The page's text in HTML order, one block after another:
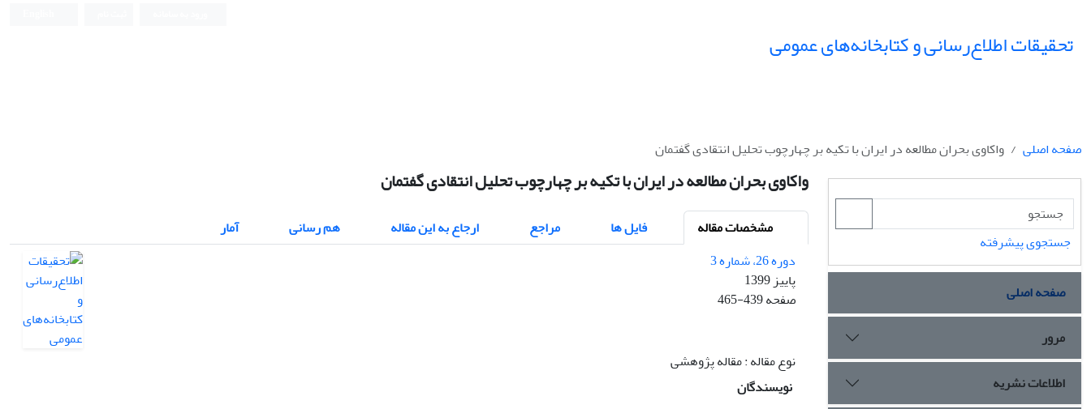
تحقیقات اطلاع‌رسانی و کتابخانه‌های عمومی
صفحه اصلی واکاوی بحران مطالعه در ایران با تکیه بر چهارچوب تحلیل انتقادی گفتمان
واکاوی بحران مطالعه در ایران با تکیه بر چهارچوب تحلیل انتقادی گفتمان
مشخصات مقاله فایل ها مراجع ارجاع به این مقاله هم رسانی
آمار
دوره 26، شماره 3
پاییز 1399
صفحه465-439
نوع مقاله : مقاله پژوهشی
نویسندگان
جستجوی پیشرفته
صفحه اصلی
مرور
اطلاعات نشریه